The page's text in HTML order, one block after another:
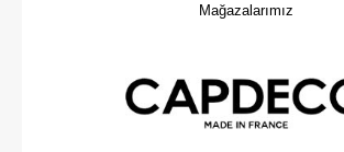
Mağazalarımız